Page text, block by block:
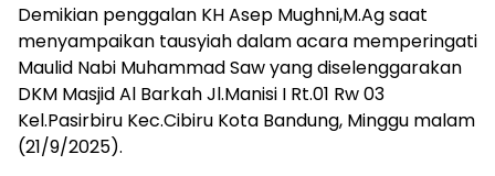
Demikian penggalan KH Asep Mughni,M.Ag saat
menyampaikan tausyiah dalam acara memperingati
Maulid Nabi Muhammad Saw yang diselenggarakan
DKM Masjid Al Barkah Jl.Manisi I Rt.01 Rw 03
Kel.Pasirbiru Kec.Cibiru Kota Bandung, Minggu malam
(21/9/2025).